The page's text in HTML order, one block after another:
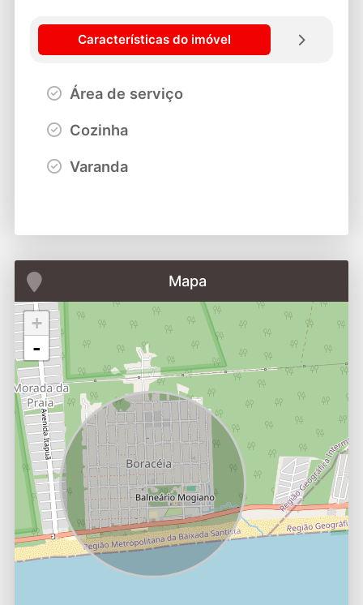
Características do imóvel
Área de serviço
Cozinha
Varanda
Mapa
+
-